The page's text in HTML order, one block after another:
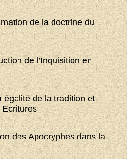
de la doctrine du
de l’Inquisition en
égalité de la tradition et
Ecritures
des Apocryphes dans la